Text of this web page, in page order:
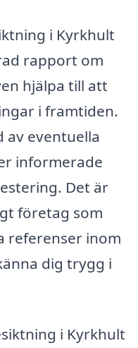
i Kyrkhult
rapport om
hjälpa till att
i framtiden.
av eventuella
informerade
Det är
företag som
referenser inom
dig trygg i
i Kyrkhult